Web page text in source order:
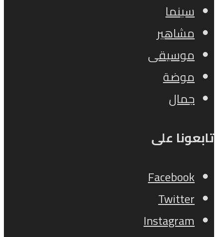
سينما
مشاهير
موسيقى
موضة
جمال
تابعونا على
Facebook
Twitter
Instagram